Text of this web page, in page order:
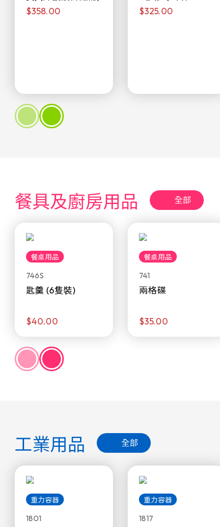
$358.00
侖)
$325.00
餐具及廚房用品 全部
餐桌用品
746S
匙羹 (6隻裝)
$40.00
餐桌用品
741
兩格碟
$35.00
工業用品 全部
重力容器
1801
重力容器
1817